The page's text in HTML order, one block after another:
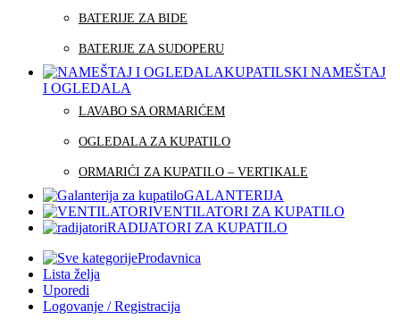
BATERIJE ZA BIDE
BATERIJE ZA SUDOPERU
KUPATILSKI NAMEŠTAJ
I OGLEDALA
LAVABO SA ORMARIĆEM
OGLEDALA ZA KUPATILO
ORMARIĆI ZA KUPATILO – VERTIKALE
GALANTERIJA
VENTILATORI ZA KUPATILO
RADIJATORI ZA KUPATILO
Prodavnica
Lista želja
Uporedi
Logovanje / Registracija